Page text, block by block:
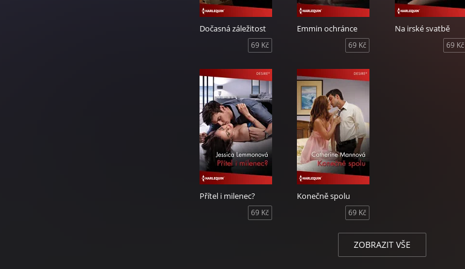
Dočasná záležitost
69 Kč
Emmin ochránce
69 Kč
Na irské svatbě
69 Kč
Přítel i milenec?
69 Kč
Konečně spolu
69 Kč
ZOBRAZIT VŠE